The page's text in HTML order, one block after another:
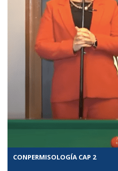
CONPERMISOLOGÍA CAP 2